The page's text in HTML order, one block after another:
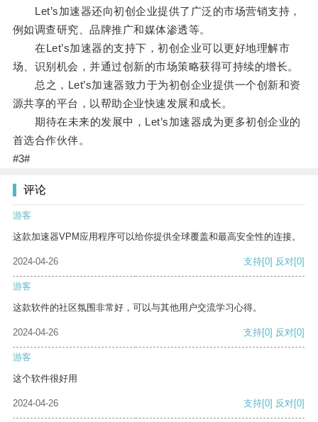
Let’s加速器还向初创企业提供了广泛的市场营销支持，
例如调查研究、品牌推广和媒体渗透等。
在Let’s加速器的支持下，初创企业可以更好地理解市
场、识别机会，并通过创新的市场策略获得可持续的增长。
总之，Let’s加速器致力于为初创企业提供一个创新和资
源共享的平台，以帮助企业快速发展和成长。
期待在未来的发展中，Let’s加速器成为更多初创企业的
首选合作伙伴。
#3#
评论
游客
这款加速器VPM应用程序可以给你提供全球覆盖和最高安全性的连接。
2024-04-26 支持[0] 反对[0]
游客
这款软件的社区氛围非常好，可以与其他用户交流学习心得。
2024-04-26 支持[0] 反对[0]
游客
这个软件很好用
2024-04-26 支持[0] 反对[0]